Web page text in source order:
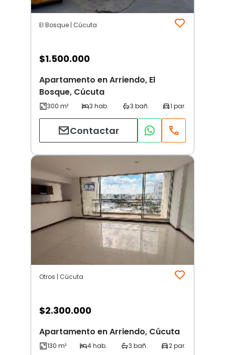
El Bosque | Cúcuta
$1.500.000
Apartamento en Arriendo, El
Bosque, Cúcuta
Contactar
Otros | Cúcuta
$2.300.000
Apartamento en Arriendo, Cúcuta